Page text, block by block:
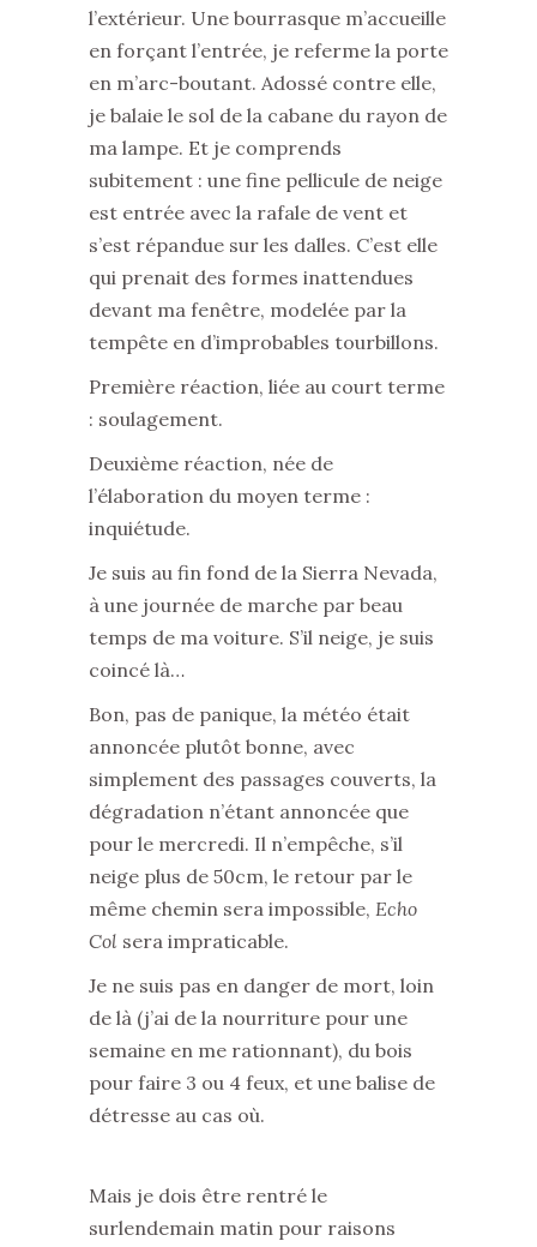
l’extérieur. Une bourrasque m’accueille
en forçant l’entrée, je referme la porte
en m’arc-boutant. Adossé contre elle,
je balaie le sol de la cabane du rayon de
ma lampe. Et je comprends
subitement : une fine pellicule de neige
est entrée avec la rafale de vent et
s’est répandue sur les dalles. C’est elle
qui prenait des formes inattendues
devant ma fenêtre, modelée par la
tempête en d’improbables tourbillons.
Première réaction, liée au court terme
: soulagement.
Deuxième réaction, née de
l’élaboration du moyen terme :
inquiétude.
Je suis au fin fond de la Sierra Nevada,
à une journée de marche par beau
temps de ma voiture. S’il neige, je suis
coincé là…
Bon, pas de panique, la météo était
annoncée plutôt bonne, avec
simplement des passages couverts, la
dégradation n’étant annoncée que
pour le mercredi. Il n’empêche, s’il
neige plus de 50cm, le retour par le
même chemin sera impossible, Echo
Col sera impraticable.
Je ne suis pas en danger de mort, loin
de là (j’ai de la nourriture pour une
semaine en me rationnant), du bois
pour faire 3 ou 4 feux, et une balise de
détresse au cas où.
Mais je dois être rentré le
surlendemain matin pour raisons